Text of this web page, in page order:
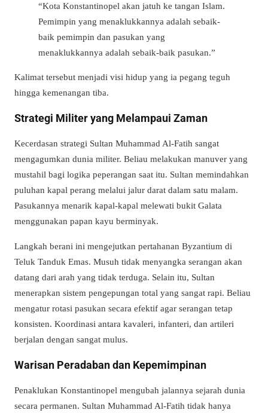
“Kota Konstantinopel akan jatuh ke tangan Islam.
Pemimpin yang menaklukkannya adalah sebaik-
baik pemimpin dan pasukan yang
menaklukkannya adalah sebaik-baik pasukan.”
Kalimat tersebut menjadi visi hidup yang ia pegang teguh
hingga kemenangan tiba.
Strategi Militer yang Melampaui Zaman
Kecerdasan strategi Sultan Muhammad Al-Fatih sangat
mengagumkan dunia militer. Beliau melakukan manuver yang
mustahil bagi logika peperangan saat itu. Sultan memindahkan
puluhan kapal perang melalui jalur darat dalam satu malam.
Pasukannya menarik kapal-kapal melewati bukit Galata
menggunakan papan kayu berminyak.
Langkah berani ini mengejutkan pertahanan Byzantium di
Teluk Tanduk Emas. Musuh tidak menyangka serangan akan
datang dari arah yang tidak terduga. Selain itu, Sultan
menerapkan sistem pengepungan total yang sangat rapi. Beliau
mengatur rotasi pasukan secara efektif agar serangan tetap
konsisten. Koordinasi antara kavaleri, infanteri, dan artileri
berjalan dengan sangat mulus.
Warisan Peradaban dan Kepemimpinan
Penaklukan Konstantinopel mengubah jalannya sejarah dunia
secara permanen. Sultan Muhammad Al-Fatih tidak hanya